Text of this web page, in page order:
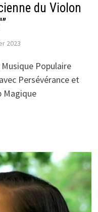
du Violon
2023
Populaire
Persévérance et
Magique